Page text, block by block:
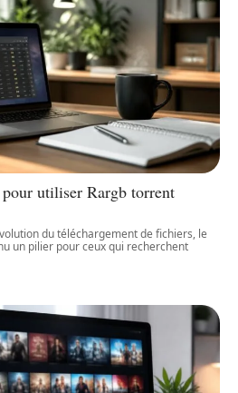
utiliser Rargb torrent
du téléchargement de fichiers, le
un pilier pour ceux qui recherchent